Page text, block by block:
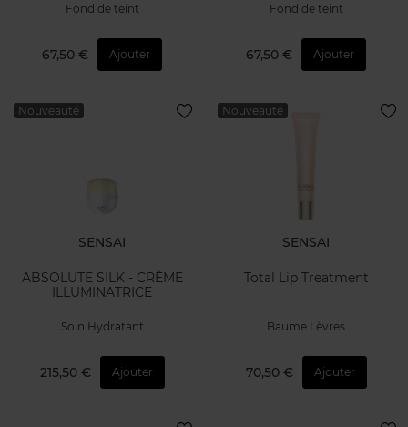
Fond de teint
67,50 € Ajouter
Fond de teint
67,50 € Ajouter
Nouveauté
SENSAI
ABSOLUTE SILK - CRÈME
ILLUMINATRICE
Soin Hydratant
215,50 € Ajouter
Nouveauté
SENSAI
Total Lip Treatment
Baume Lèvres
70,50 € Ajouter